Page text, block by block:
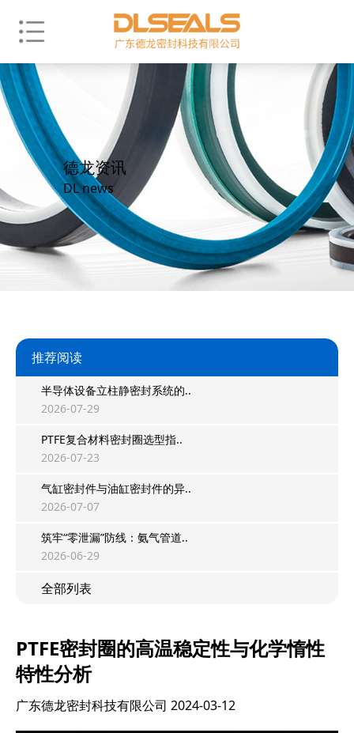
德龙资讯
DL news
推荐阅读
半导体设备立柱静密封系统的..
2026-07-29
PTFE复合材料密封圈选型指..
2026-07-23
气缸密封件与油缸密封件的异..
2026-07-07
筑牢“零泄漏”防线：氨气管道..
2026-06-29
全部列表
PTFE密封圈的高温稳定性与化学惰性
特性分析
广东德龙密封科技有限公司 2024-03-12